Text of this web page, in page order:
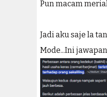
Pun macam
Jadi aku saje la
Mode...Ini